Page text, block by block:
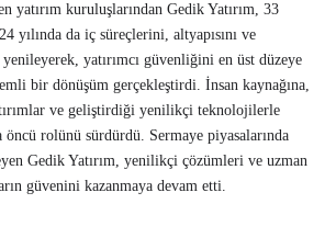
yatırım kuruluşlarından Gedik Yatırım, 33
yılında da iç süreçlerini, altyapısını ve
yatırımcı güvenliğini en üst düzeye
bir dönüşüm gerçekleştirdi. İnsan kaynağına,
ve geliştirdiği yenilikçi teknolojilerle
öncü rolünü sürdürdü. Sermaye piyasalarında
Gedik Yatırım, yenilikçi çözümleri ve uzman
güvenini kazanmaya devam etti.